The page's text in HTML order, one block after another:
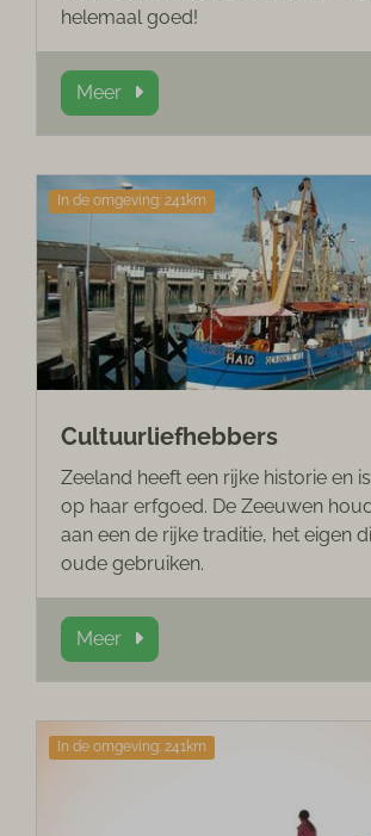
helemaal goed!
Meer
In de omgeving: 241km
Cultuurliefhebbers
Zeeland heeft een rijke historie en
op haar erfgoed. De Zeeuwen
aan een de rijke traditie, het eigen
oude gebruiken.
Meer
In de omgeving: 241km